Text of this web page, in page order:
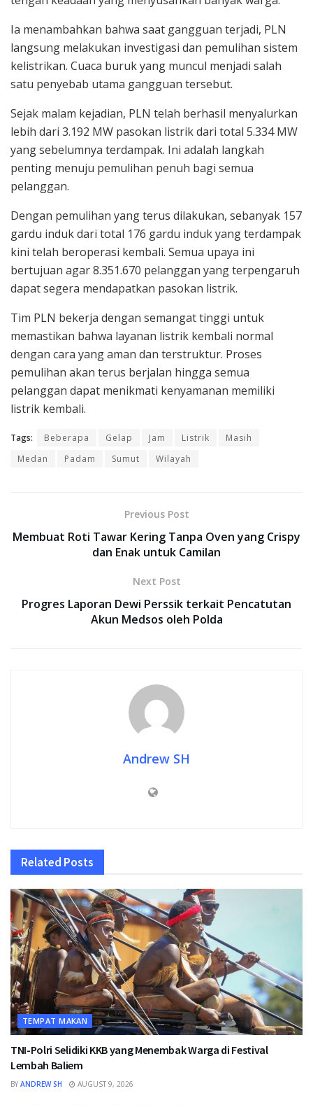
Ia menambahkan bahwa saat gangguan terjadi, PLN
langsung melakukan investigasi dan pemulihan sistem
kelistrikan. Cuaca buruk yang muncul menjadi salah
satu penyebab utama gangguan tersebut.
Sejak malam kejadian, PLN telah berhasil menyalurkan
lebih dari 3.192 MW pasokan listrik dari total 5.334 MW
yang sebelumnya terdampak. Ini adalah langkah
penting menuju pemulihan penuh bagi semua
pelanggan.
Dengan pemulihan yang terus dilakukan, sebanyak 157
gardu induk dari total 176 gardu induk yang terdampak
kini telah beroperasi kembali. Semua upaya ini
bertujuan agar 8.351.670 pelanggan yang terpengaruh
dapat segera mendapatkan pasokan listrik.
Tim PLN bekerja dengan semangat tinggi untuk
memastikan bahwa layanan listrik kembali normal
dengan cara yang aman dan terstruktur. Proses
pemulihan akan terus berjalan hingga semua
pelanggan dapat menikmati kenyamanan memiliki
listrik kembali.
Tags: Beberapa Gelap Jam Listrik
Masih
Medan
Padam Sumut Wilayah
Previous Post
Membuat Roti Tawar Kering Tanpa Oven yang Crispy
dan Enak untuk Camilan
Next Post
Progres Laporan Dewi Perssik terkait Pencatutan
Akun Medsos oleh Polda
Andrew SH
Related Posts
TEMPAT MAKAN
TNI-Polri Selidiki KKB yang Menembak Warga di Festival
Lembah Baliem
BY ANDREW SH AUGUST 9, 2026